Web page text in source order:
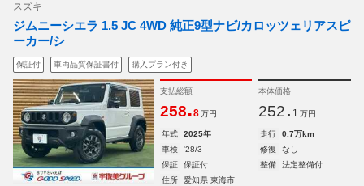
スズキ
ジムニーシエラ 1.5 JC 4WD 純正9型ナビ/カロッツェリアスピ
ーカー/シ
保証付 車両品質保証書付 購入プラン付き
支払総額
258.8 万円
本体価格
252. 1 万円
年式 2025年 走行
0.7万km
車検
'28/3 修復
なし
保証
保証付 整備
法定整備付
住所
愛知県 東海市